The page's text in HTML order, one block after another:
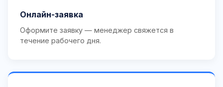
Онлайн-заявка
Оформите заявку — менеджер свяжется в
течение рабочего дня.